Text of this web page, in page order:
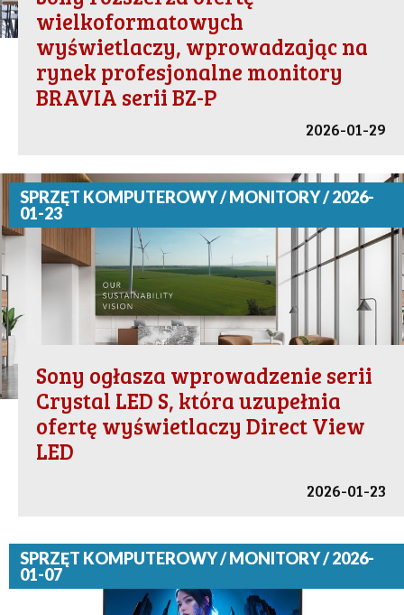
wielkoformatowych
wyświetlaczy, wprowadzając na
rynek profesjonalne monitory
BRAVIA serii BZ-P
2026-01-29
SPRZĘT KOMPUTEROWY / MONITORY / 2026-
01-23
Sony ogłasza wprowadzenie serii
Crystal LED S, która uzupełnia
ofertę wyświetlaczy Direct View
LED
2026-01-23
SPRZĘT KOMPUTEROWY / MONITORY / 2026-
01-07